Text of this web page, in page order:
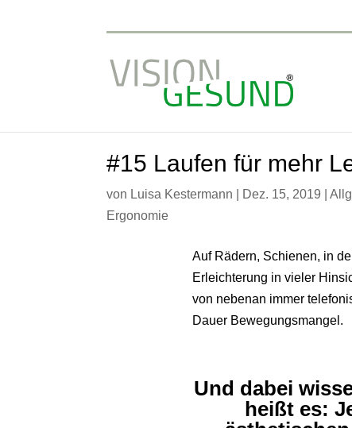
#15 Laufen für mehr
von Luisa Kestermann Dez. 15, 2019 |
Ergonomie
Auf Rädern, Schienen, in
Erleichterung in vieler
von nebenan immer
Dauer Bewegungsmangel.
Und dabei
heißt es: